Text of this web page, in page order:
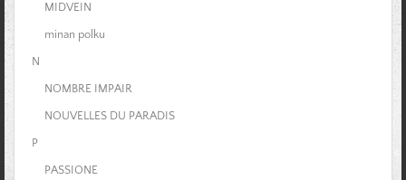
MIDVEIN
minan polku
N
NOMBRE IMPAIR
NOUVELLES DU PARADIS
P
PASSIONE